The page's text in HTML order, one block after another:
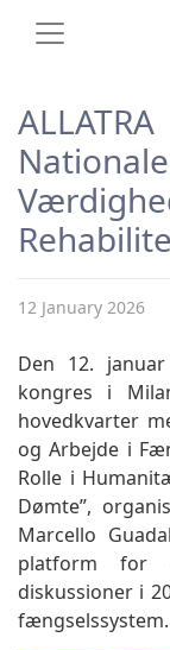
12 January 2026
Den 12.
kongres i
hovedkvarter
og Arbejde i
Rolle i
Dømte”,
Marcello
platform for
diskussioner i
fængselssystem.